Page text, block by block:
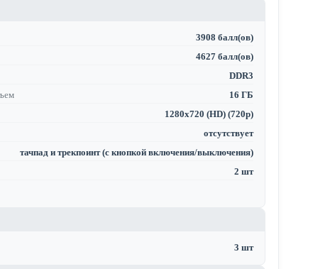
3908 балл(ов)
4627 балл(ов)
DDR3
16 ГБ
1280x720 (HD) (720p)
отсутствует
тачпад и трекпоинт (с кнопкой включения/выключения)
2 шт
3 шт